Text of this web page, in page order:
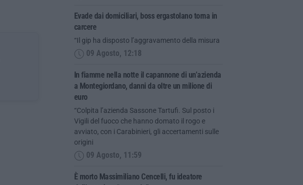
Evade dai domiciliari, boss ergastolano torna in
carcere
“Il gip ha disposto l’aggravamento della misura
09 Agosto, 12:18
In fiamme nella notte il capannone di un’azienda
a Montegiordano, danni da oltre un milione di
euro
“Colpita l’azienda Sassone Tartufi. Sul posto i
Vigili del fuoco che hanno domato il rogo e
avviato, con i Carabinieri, gli accertamenti sulle
origini
09 Agosto, 11:59
È morto Massimiliano Cencelli, fu ideatore